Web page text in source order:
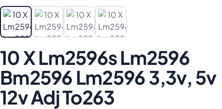
10 X Lm2596s Lm2596
Bm2596 Lm2596 3,3v, 5v
12v Adj To263